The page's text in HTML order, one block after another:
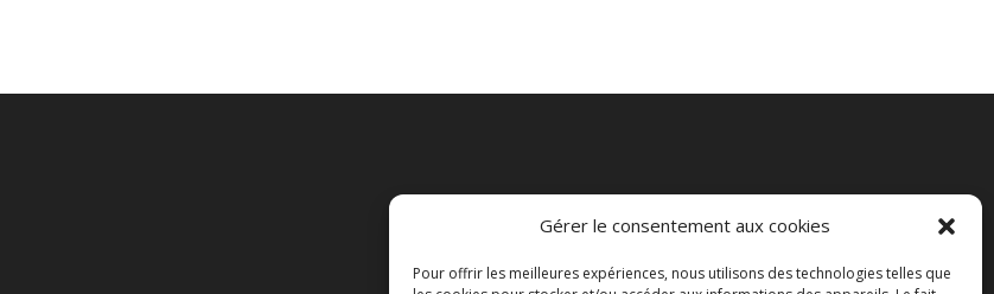
Gérer le consentement aux cookies
Pour offrir les meilleures expériences, nous utilisons des technologies telles que